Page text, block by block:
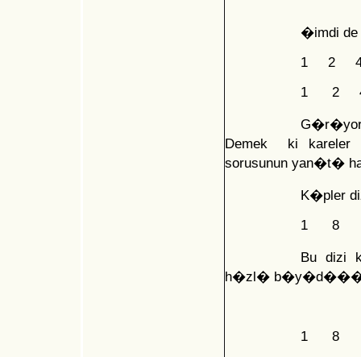
�imdi
1 2
1 2
Demek ki
sorusunun yan�t�
K�pler
1 8
Bu dizi
h�zl�
1 8